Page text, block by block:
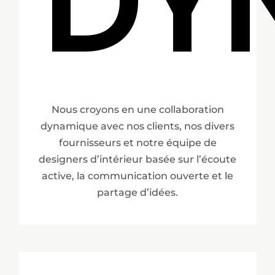
Nous croyons en une collaboration
dynamique avec nos clients, nos divers
fournisseurs et notre équipe de
designers d’intérieur basée sur l’écoute
active, la communication ouverte et le
partage d’idées.